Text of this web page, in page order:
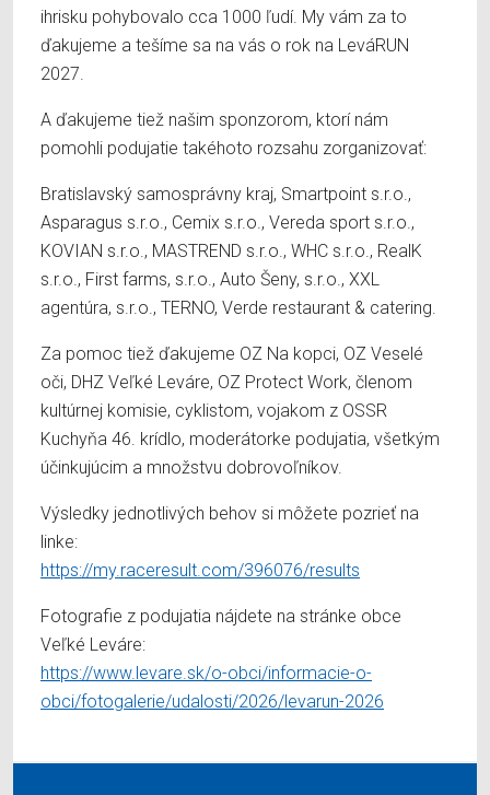
ihrisku pohybovalo cca 1000 ľudí. My vám za to
ďakujeme a tešíme sa na vás o rok na LeváRUN
2027.
A ďakujeme tiež našim sponzorom, ktorí nám
pomohli podujatie takéhoto rozsahu zorganizovať:
Bratislavský samosprávny kraj, Smartpoint s.r.o.,
Asparagus s.r.o., Cemix s.r.o., Vereda sport s.r.o.,
KOVIAN s.r.o., MASTREND s.r.o., WHC s.r.o., RealK
s.r.o., First farms, s.r.o., Auto Šeny, s.r.o., XXL
agentúra, s.r.o., TERNO, Verde restaurant & catering.
Za pomoc tiež ďakujeme OZ Na kopci, OZ Veselé
oči, DHZ Veľké Leváre, OZ Protect Work, členom
kultúrnej komisie, cyklistom, vojakom z OSSR
Kuchyňa 46. krídlo, moderátorke podujatia, všetkým
účinkujúcim a množstvu dobrovoľníkov.
Výsledky jednotlivých behov si môžete pozrieť na
linke:
https://my.raceresult.com/396076/results
Fotografie z podujatia nájdete na stránke obce
Veľké Leváre:
https://www.levare.sk/o-obci/informacie-o-
obci/fotogalerie/udalosti/2026/levarun-2026